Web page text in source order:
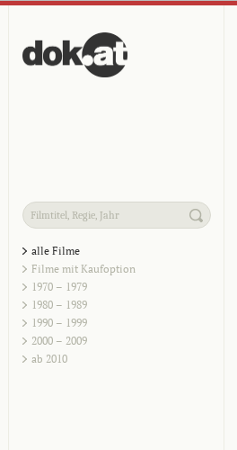
alle Filme
Filme mit Kaufoption
1970 – 1979
1980 – 1989
1990 – 1999
2000 – 2009
ab 2010